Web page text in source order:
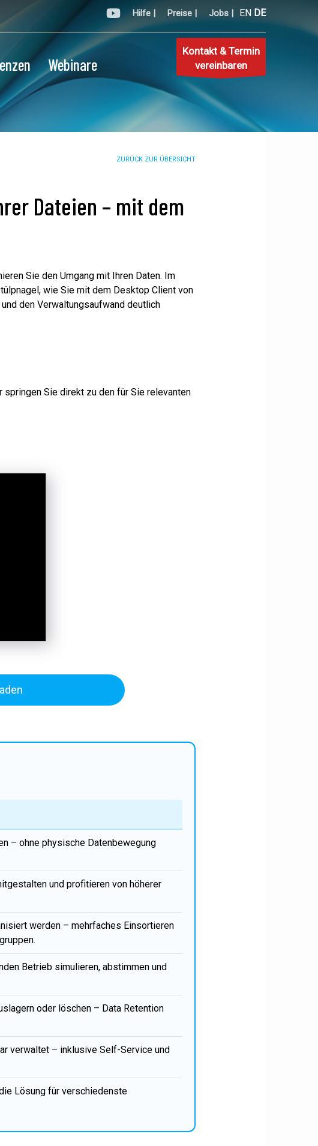
Hilfe | Preise | Jobs | EN DE
Webinare
Kontakt & Termin
vereinbaren
ZURÜCK ZUR ÜBERSICHT
Dateien – mit dem
Sie den Umgang mit Ihren Daten. Im
wie Sie mit dem Desktop Client von
den Verwaltungsaufwand deutlich
Sie direkt zu den für Sie relevanten
– ohne physische Datenbewegung
und profitieren von höherer
werden – mehrfaches Einsortieren
Betrieb simulieren, abstimmen und
oder löschen – Data Retention
verwaltet – inklusive Self-Service und
Lösung für verschiedenste